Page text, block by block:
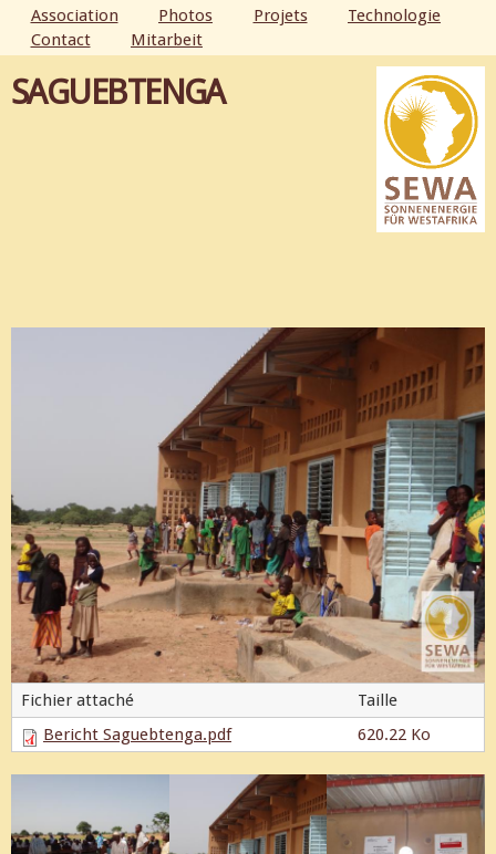
Aller au
contenu
principal
MENU PRINCIPAL
Association Photos Projets
Technologie
Contact
Mitarbeit
SAGUEBTENGA
Fichier attaché
Taille
Bericht Saguebtenga.pdf
620.22 Ko